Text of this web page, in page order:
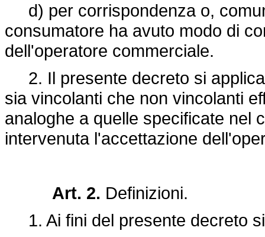
d) per corrispondenza o,
consumatore ha avuto modo di
dell'operatore commerciale.
2. Il presente decreto si
sia vincolanti che non vincolanti
analoghe a quelle specificate nel
intervenuta l'accettazione
Art. 2. Definizioni.
1. Ai fini del presente decreto